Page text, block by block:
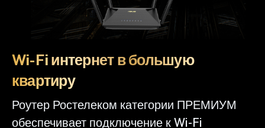
Wi-Fi интернет в большую
квартиру
Роутер Ростелеком категории ПРЕМИУМ
обеспечивает подключение к Wi-Fi